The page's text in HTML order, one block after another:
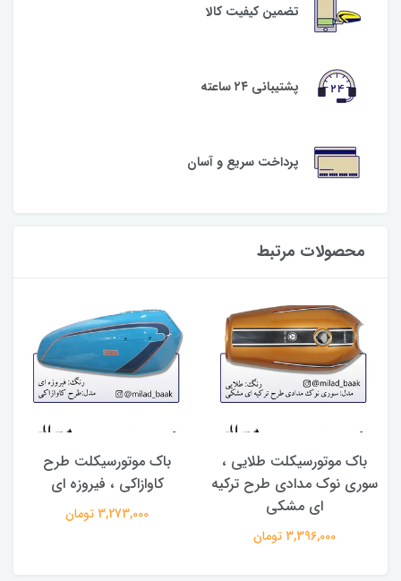
تضمین کیفیت کالا
پشتیبانی ۲۴ ساعته
پرداخت سریع و آسان
محصولات مرتبط
باک موتورسیکلت طلایی ،
سوری نوک مدادی طرح ترکیه
ای مشکی
3,396,000 تومان
باک موتورسیکلت طرح
کاوازاکی ، فیروزه ای
3,273,000 تومان